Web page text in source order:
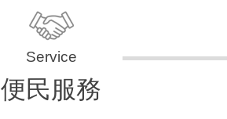
便民服務